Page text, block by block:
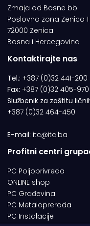
Zmaja od Bosne bb
Poslovna zona Zenica 1
72000 Zenica
Bosna i Hercegovina
Kontaktirajte nas
Tel.: +387 (0)32 441-200
Fax: +387 (0)32 405-970
Službenik za zaštitu
+387 (0)32 464-450
E-mail: itc@itc.ba
Profitni centri
PC Poljoprivreda
ONLINE shop
PC Građevina
PC Metaloprerada
PC Instalacije